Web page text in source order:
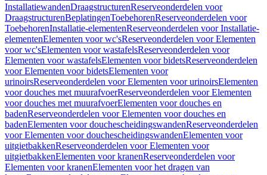
InstallatiewandenDraagstructurenReserveonderdelen voor
DraagstructurenBeplatingenToebehorenReserveonderdelen voor
ToebehorenInstallatie-elementenReserveonderdelen voor Installatie-
elementenElementen voor wc'sReserveonderdelen voor Elementen
voor wc'sElementen voor wastafelsReserveonderdelen voor
Elementen voor wastafelsElementen voor bidetsReserveonderdelen
voor Elementen voor bidetsElementen voor
urinoirsReserveonderdelen voor Elementen voor urinoirsElementen
voor douches met muurafvoerReserveonderdelen voor Elementen
voor douches met muurafvoerElementen voor douches en
badenReserveonderdelen voor Elementen voor douches en
badenElementen voor douchescheidingswandenReserveonderdelen
voor Elementen voor douchescheidingswandenElementen voor
uitgietbakkenReserveonderdelen voor Elementen voor
uitgietbakkenElementen voor kranenReserveonderdelen voor
Elementen voor kranenElementen voor het dragen van